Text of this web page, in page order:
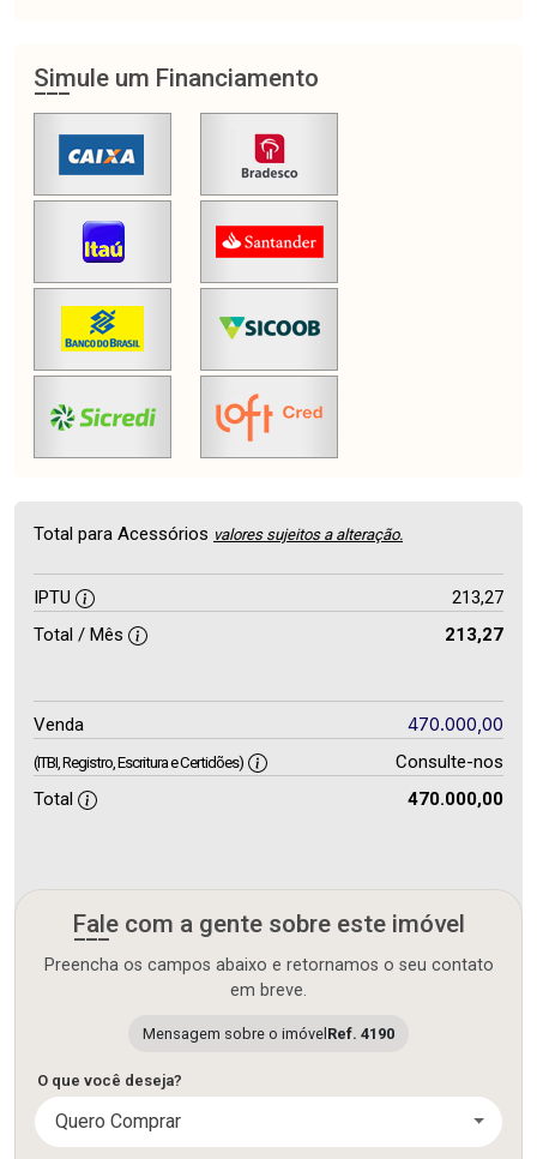
Simule um Financiamento
Total para Acessórios valores sujeitos a alteração.
IPTU
213,27
Total / Mês
213,27
Venda 470.000,00
(ITBI, Registro, Escritura e Certidões)
Consulte-nos
Total
470.000,00
Fale com a gente sobre este imóvel
Preencha os campos abaixo e retornamos o seu contato
em breve.
Mensagem sobre o imóvel Ref. 4190
O que você deseja?
Quero Comprar